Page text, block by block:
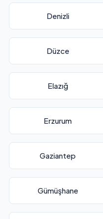
Denizli
Düzce
Elazığ
Erzurum
Gaziantep
Gümüşhane